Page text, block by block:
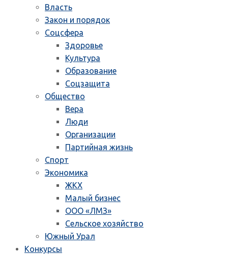
Власть
Закон и порядок
Соцсфера
Здоровье
Культура
Образование
Соцзащита
Общество
Вера
Люди
Организации
Партийная жизнь
Спорт
Экономика
ЖКХ
Малый бизнес
ООО «ЛМЗ»
Сельское хозяйство
Южный Урал
Конкурсы